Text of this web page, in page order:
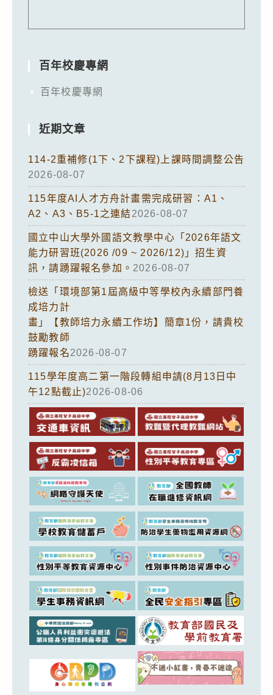
百年校慶專網
百年校慶專網
近期文章
114-2重補修(1下、2下課程)上課時間調整公告
2026-08-07
115年度AI人才方舟計畫需完成研習：A1、
A2、A3、B5-1之連結2026-08-07
國立中山大學外國語文教學中心「2026年語文
能力研習班(2026 /09 ~ 2026/12)」招生資
訊，請踴躍報名參加。 2026-08-07
檢送「環境部第1屆高級中等學校內永續部門養
成培力計
畫」【教師培力永續工作坊】簡章1份，請貴校
鼓勵教師
踴躍報名2026-08-07
115學年度高二第一階段轉組申請(8月13日中
午12點截止)2026-08-06